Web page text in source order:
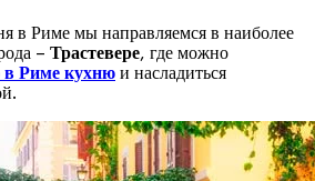
в Риме мы направляемся в наиболее
– Трастевере, где можно
в Риме кухню и насладиться